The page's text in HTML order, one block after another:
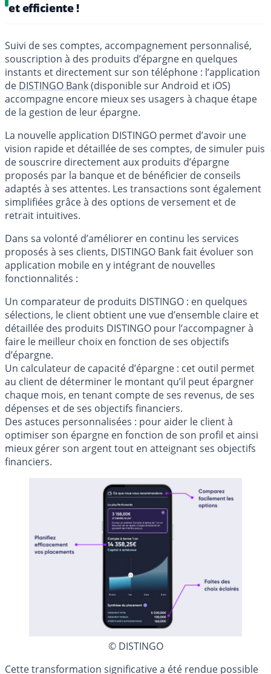
et efficiente !
Suivi de ses comptes, accompagnement personnalisé,
souscription à des produits d’épargne en quelques
instants et directement sur son téléphone : l’application
de DISTINGO Bank(disponible sur Android et iOS)
accompagne encore mieux ses usagers à chaque étape
de la gestion de leur épargne.
La nouvelle application DISTINGO permet d’avoir une
vision rapide et détaillée de ses comptes, de simuler puis
de souscrire directement aux produits d’épargne
proposés par la banque et de bénéficier de conseils
adaptés à ses attentes. Les transactions sont également
simplifiées grâce à des options de versement et de
retrait intuitives.
Dans sa volonté d’améliorer en continu les services
proposés à ses clients, DISTINGO Bank fait évoluer son
application mobile en y intégrant de nouvelles
fonctionnalités :
Un comparateur de produits DISTINGO : en quelques
sélections, le client obtient une vue d’ensemble claire et
détaillée des produits DISTINGO pour l’accompagner à
faire le meilleur choix en fonction de ses objectifs
d’épargne.
Un calculateur de capacité d’épargne : cet outil permet
au client de déterminer le montant qu’il peut épargner
chaque mois, en tenant compte de ses revenus, de ses
dépenses et de ses objectifs financiers.
Des astuces personnalisées : pour aider le client à
optimiser son épargne en fonction de son profil et ainsi
mieux gérer son argent tout en atteignant ses objectifs
financiers.
© DISTINGO
Cette transformation significative a été rendue possible